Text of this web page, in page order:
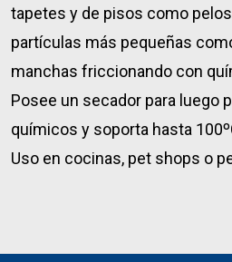
tapetes y de pisos como
partículas más pequeñas
manchas friccionando con
Posee un secador para luego
químicos y soporta hasta
Uso en cocinas, pet shops o